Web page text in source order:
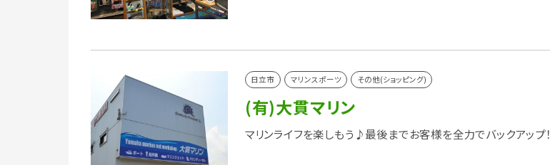
日立市 マリンスポーツ その他(ショッピング)
(有)大貫マリン
マリンライフを楽しもう♪最後までお客様を全力でバックアップ！